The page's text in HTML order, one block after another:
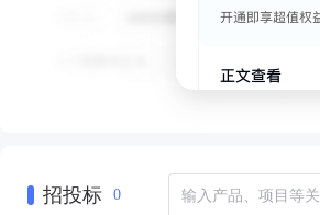
招投标 0